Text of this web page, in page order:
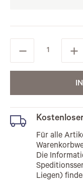
Für alle
Die
Liegen)